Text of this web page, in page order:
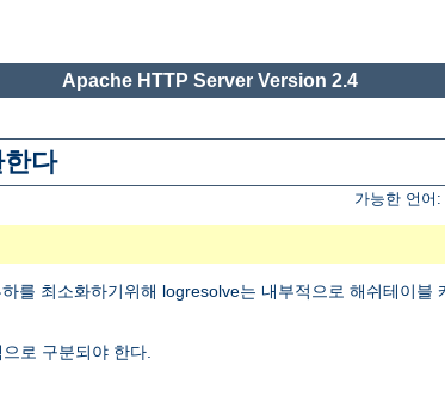
Apache HTTP Server Version 2.4
다
가능한 언어:
를 최소화하기위해 logresolve는 내부적으로 해쉬테이블
로 구분되야 한다.